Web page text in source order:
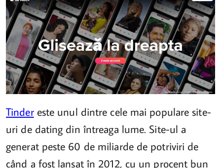
Tindereste unul dintre cele mai populare site-
uri de dating din întreaga lume. Site-ul a
generat peste 60 de miliarde de potriviri de
când a fost lansat în 2012, cu un procent bun